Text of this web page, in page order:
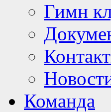
Гимн
Команда